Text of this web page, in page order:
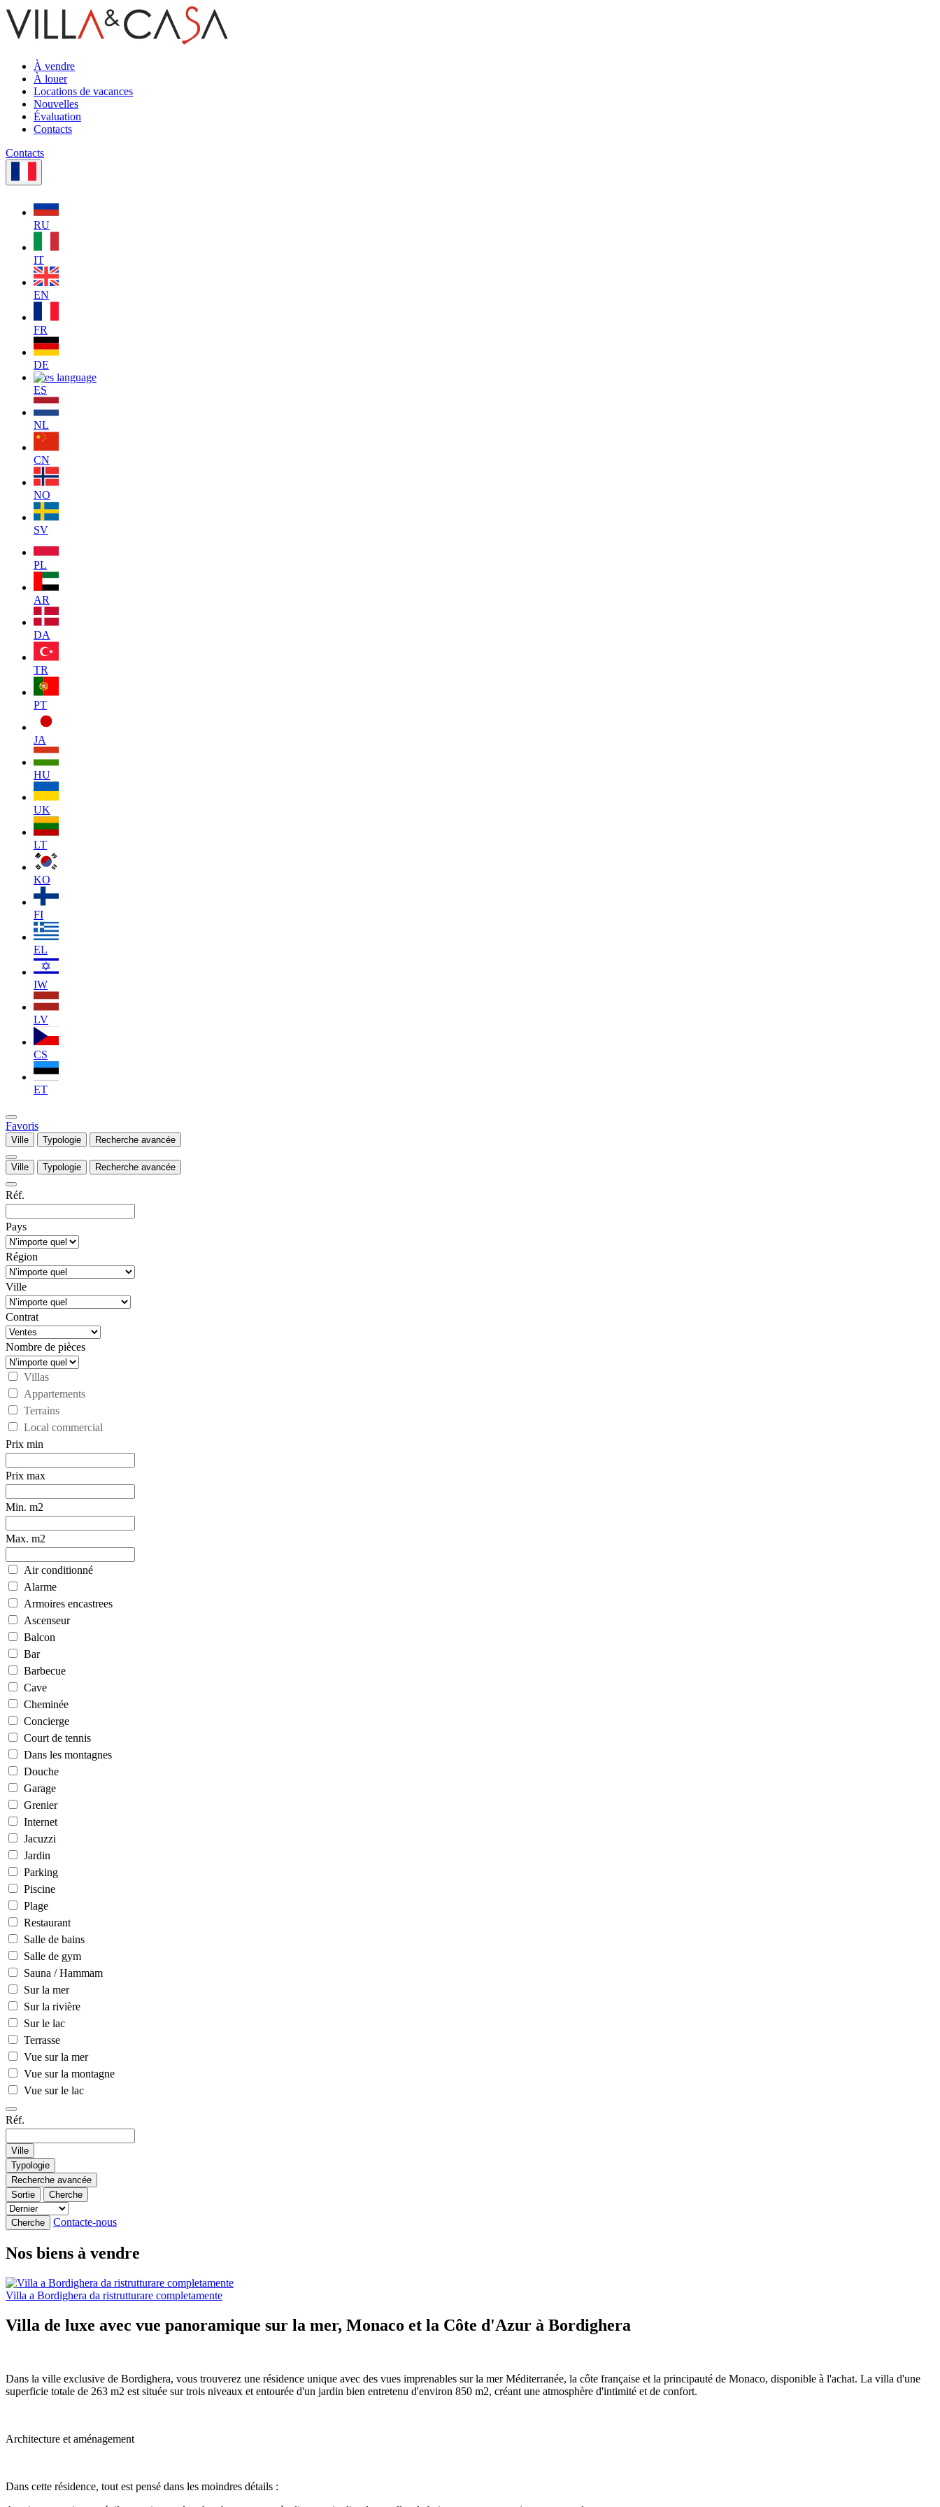
À vendre
À louer
Locations de vacances
Nouvelles
Évaluation
Contacts
Contacts
RU
IT
EN
FR
DE
ES
NL
CN
NO
SV
PL
AR
DA
TR
PT
JA
HU
UK
LT
KO
FI
EL
IW
LV
CS
ET
Favoris
Ville Typologie Recherche avancée
Ville Typologie Recherche avancée
Réf.
Pays
Région
Ville
Contrat
Nombre de pièces
Villas
Appartements
Terrains
Local commercial
Prix min
Prix max
Min. m2
Max. m2
Air conditionné
Alarme
Armoires encastrees
Ascenseur
Balcon
Bar
Barbecue
Cave
Cheminée
Concierge
Court de tennis
Dans les montagnes
Douche
Garage
Grenier
Internet
Jacuzzi
Jardin
Parking
Piscine
Plage
Restaurant
Salle de bains
Salle de gym
Sauna / Hammam
Sur la mer
Sur la rivière
Sur le lac
Terrasse
Vue sur la mer
Vue sur la montagne
Vue sur le lac
Réf.
Ville
Typologie
Recherche avancée
Sortie
Cherche
Cherche Contacte-nous
Nos biens à vendre
Villa a Bordighera da ristrutturare completamente
Villa de luxe avec vue panoramique sur la mer, Monaco et la Côte d'Azur à Bordighera
Dans la ville exclusive de Bordighera, vous trouverez une résidence unique avec des vues imprenables sur la mer Méditerranée, la côte française et la principauté de Monaco, disponible à l'achat. La villa d'une
superficie totale de 263 m2 est située sur trois niveaux et entourée d'un jardin bien entretenu d'environ 850 m2, créant une atmosphère d'intimité et de confort.
Architecture et aménagement
Dans cette résidence, tout est pensé dans les moindres détails :